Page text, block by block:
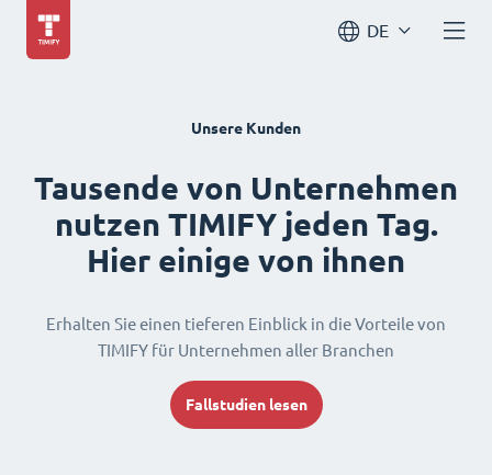
DE
Unsere Kunden
Tausende von Unternehmen
nutzen TIMIFY jeden Tag.
Hier einige von ihnen
Erhalten Sie einen tieferen Einblick in die Vorteile von
TIMIFY für Unternehmen aller Branchen
Fallstudien lesen